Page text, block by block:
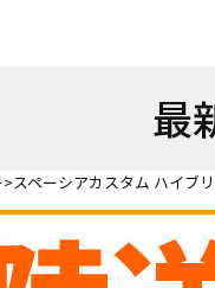
最
スペーシアカスタム ハイブ